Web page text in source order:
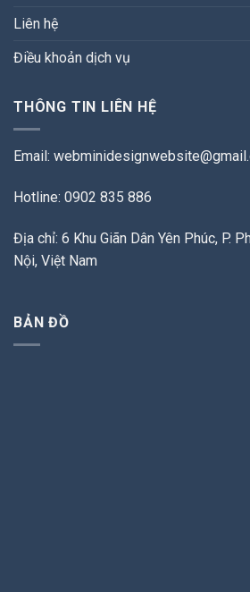
Liên hệ
Điều khoản dịch vụ
THÔNG TIN LIÊN HỆ
Email:
Hotline: 0902 835 886
Địa chỉ: 6 Khu Giãn Dân Yên Phúc, P.
Nội, Việt Nam
BẢN ĐỒ